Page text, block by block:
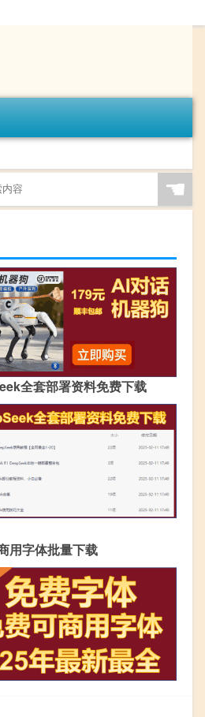
☚
全套部署资料免费下载
用字体批量下载